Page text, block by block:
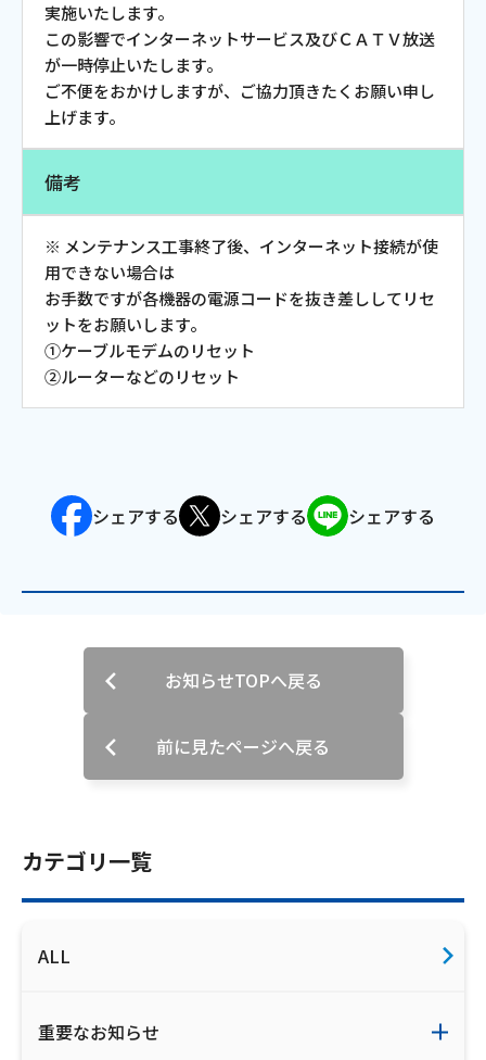
おトクなプラン
パンフレット・チラシ
会社案内
お知らせ
サイトマップ
ウェブサイトのご利用について
放送基準
安全・安心ガイド
プライバシーポリシー
広告掲載のご案内
カテゴリ一覧
ALL
重要なお知らせ
実施いたします。
この影響でインターネットサービス及びＣＡＴＶ放送
が一時停止いたします。
ご不便をおかけしますが、ご協力頂きたくお願い申し
上げます。
備考
※ メンテナンス工事終了後、インターネット接続が使
用できない場合は
お手数ですが各機器の電源コードを抜き差ししてリセ
ットをお願いします。
①ケーブルモデムのリセット
②ルーターなどのリセット
シェアする シェアする シェアする
お知らせTOPへ戻る
前に見たページへ戻る